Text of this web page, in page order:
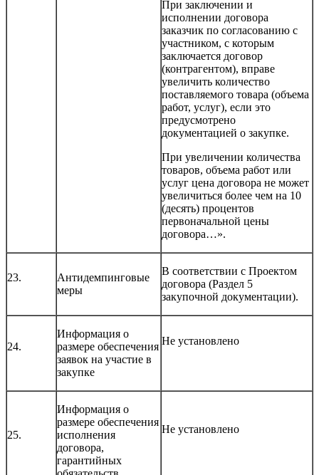
При заключении и
исполнении договора
заказчик по согласованию с
участником, с которым
заключается договор
(контрагентом), вправе
увеличить количество
поставляемого товара (объема
работ, услуг), если это
предусмотрено
документацией о закупке.
При увеличении количества
товаров, объема работ или
услуг цена договора не может
увеличиться более чем на 10
(десять) процентов
первоначальной цены
договора…».
23.
Антидемпинговые
меры
В соответствии с Проектом
договора (Раздел 5
закупочной документации).
24.
Информация о
размере обеспечения
заявок на участие в
закупке
Не установлено
25.
Информация о
размере обеспечения
исполнения
договора,
гарантийных
Не установлено